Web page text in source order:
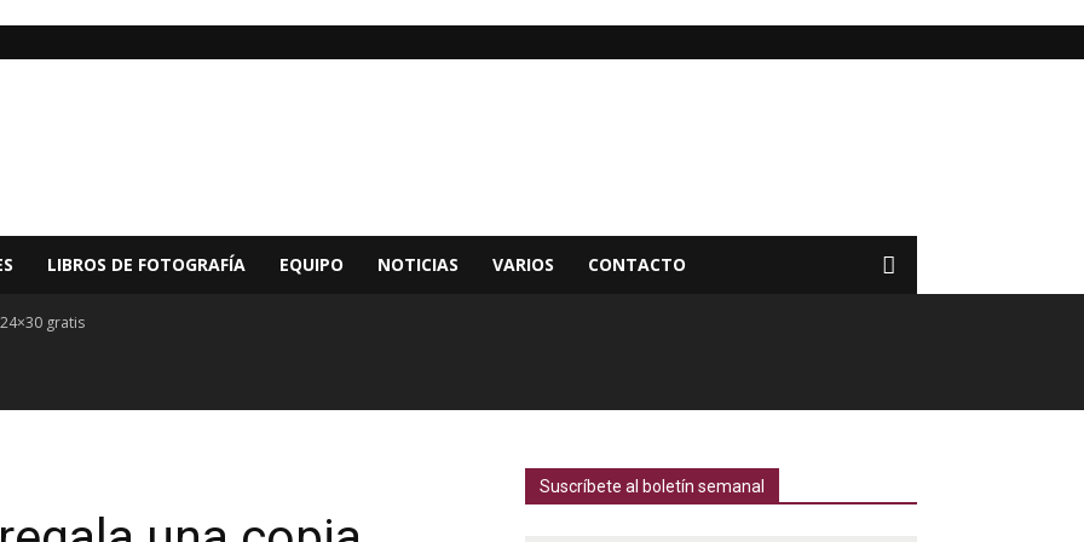
LIBROS DE FOTOGRAFÍA EQUIPO NOTICIAS VARIOS CONTACTO
gratis
Suscríbete al boletín semanal